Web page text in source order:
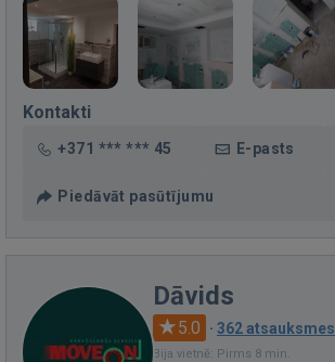
Kontakti
+371 *** *** 45 E-pasts
Piedāvāt pasūtījumu
Dāvids
5.0 · 362 atsauksmes
Bija vietnē: Pirms 8 min.